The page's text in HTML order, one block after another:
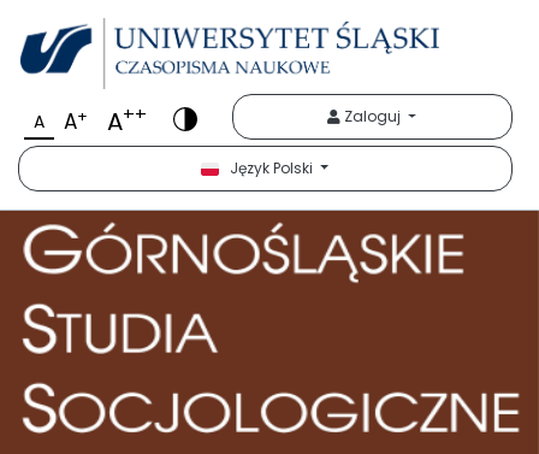
A A+ A++ Zaloguj
Język Polski